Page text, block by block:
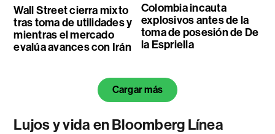
Wall Street cierra mixto
tras toma de utilidades y
mientras el mercado
evalúa avances con Irán
Colombia incauta
explosivos antes de la
toma de posesión de De
la Espriella
Cargar más
Lujos y vida en Bloomberg Línea